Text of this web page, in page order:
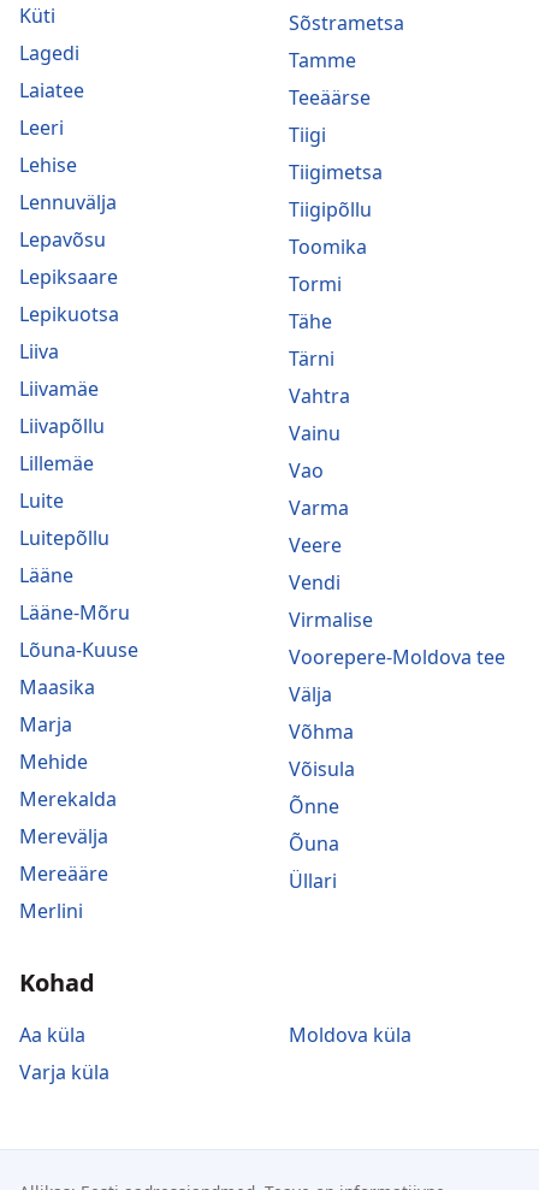
Küti
Lagedi
Laiatee
Leeri
Lehise
Lennuvälja
Lepavõsu
Lepiksaare
Lepikuotsa
Liiva
Liivamäe
Liivapõllu
Lillemäe
Luite
Luitepõllu
Lääne
Lääne-Mõru
Lõuna-Kuuse
Maasika
Marja
Mehide
Merekalda
Merevälja
Mereääre
Merlini
Sõstrametsa
Tamme
Teeäärse
Tiigi
Tiigimetsa
Tiigipõllu
Toomika
Tormi
Tähe
Tärni
Vahtra
Vainu
Vao
Varma
Veere
Vendi
Virmalise
Voorepere-Moldova tee
Välja
Võhma
Võisula
Õnne
Õuna
Üllari
Kohad
Aa küla
Varja küla
Moldova küla